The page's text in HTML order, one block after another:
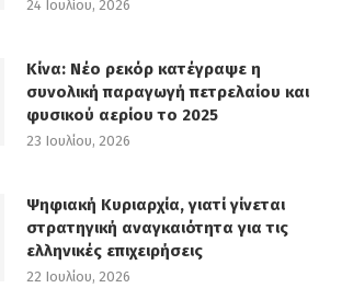
24 Ιουλίου, 2026
Κίνα: Νέο ρεκόρ κατέγραψε η
συνολική παραγωγή πετρελαίου και
φυσικού αερίου το 2025
23 Ιουλίου, 2026
Ψηφιακή Κυριαρχία, γιατί γίνεται
στρατηγική αναγκαιότητα για τις
ελληνικές επιχειρήσεις
22 Ιουλίου, 2026